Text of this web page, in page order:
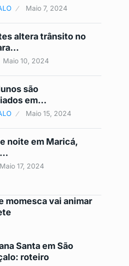
Maio 7, 2024
altera trânsito no
Maio 10, 2024
são
em…
Maio 15, 2024
noite em Maricá,
Maio 17, 2024
momesca vai animar
Santa em São
roteiro